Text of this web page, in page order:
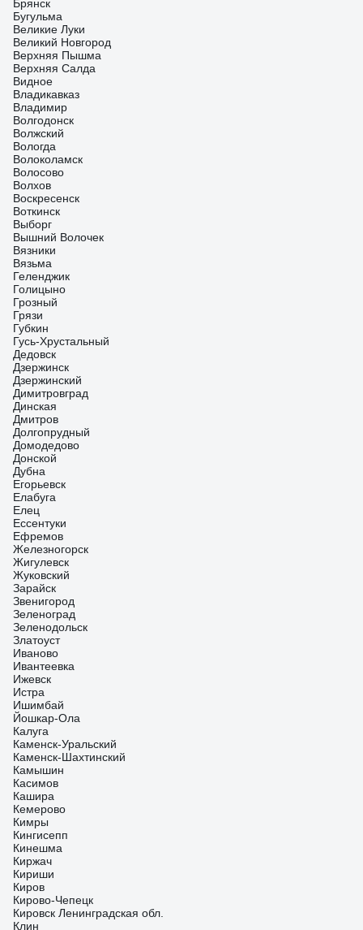
Брянск
Бугульма
Великие Луки
Великий Новгород
Верхняя Пышма
Верхняя Салда
Видное
Владикавказ
Владимир
Волгодонск
Волжский
Вологда
Волоколамск
Волосово
Волхов
Воскресенск
Воткинск
Выборг
Вышний Волочек
Вязники
Вязьма
Геленджик
Голицыно
Грозный
Грязи
Губкин
Гусь-Хрустальный
Дедовск
Дзержинск
Дзержинский
Димитровград
Динская
Дмитров
Долгопрудный
Домодедово
Донской
Дубна
Егорьевск
Елабуга
Елец
Ессентуки
Ефремов
Железногорск
Жигулевск
Жуковский
Зарайск
Звенигород
Зеленоград
Зеленодольск
Златоуст
Иваново
Ивантеевка
Ижевск
Истра
Ишимбай
Йошкар-Ола
Калуга
Каменск-Уральский
Каменск-Шахтинский
Камышин
Касимов
Кашира
Кемерово
Кимры
Кингисепп
Кинешма
Киржач
Кириши
Киров
Кирово-Чепецк
Кировск Ленинградская обл.
Клин